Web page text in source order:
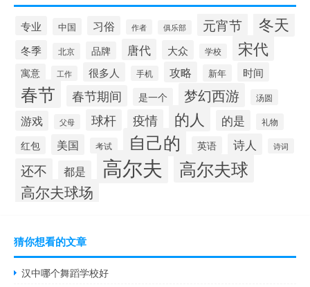
专业 中国 习俗 作者 俱乐部 元宵节 冬天
冬季 北京 品牌 唐代 大众 学校 宋代
寓意 工作 很多人 手机 攻略 新年 时间
春节 春节期间 是一个 梦幻西游 汤圆
游戏 父母 球杆 疫情 的人 的是 礼物
红包 美国 考试 自己的 英语 诗人 诗词
还不 都是 高尔夫 高尔夫球
高尔夫球场
猜你想看的文章
汉中哪个舞蹈学校好